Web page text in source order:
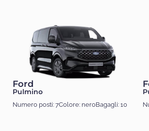
Ford
Pulmino
Numero posti: 7Colore: neroBagagli: 10